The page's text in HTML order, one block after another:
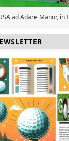
ad Adare Manor, in